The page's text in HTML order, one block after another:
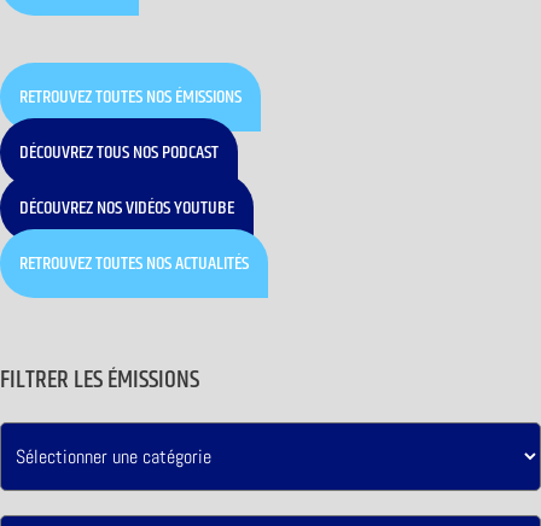
RETROUVEZ TOUTES NOS ÉMISSIONS
DÉCOUVREZ TOUS NOS PODCAST
DÉCOUVREZ NOS VIDÉOS YOUTUBE
RETROUVEZ TOUTES NOS ACTUALITÉS
FILTRER LES ÉMISSIONS